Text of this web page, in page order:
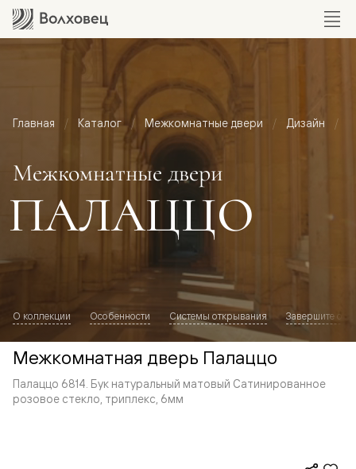
Главная Каталог Межкомнатные двери Дизайн
Межкомнатные двери
ПАЛАЦЦО
О коллекции Особенности Системы открывания Завершите
Межкомнатная дверь Палаццо
Палаццо 6814. Бук натуральный матовый Сатинированное
розовое стекло, триплекс, 6мм